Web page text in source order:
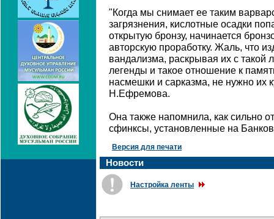
"Когда мы снимает ее таким
загрязнения, кислотные осадки
открытую бронзу, начинается
авторскую проработку. Жаль, что
вандализма, раскрывая их с такой
легенды и такое отношение к
насмешки и сарказма, не нужно их
Н.Ефремова.
Она также напомнила, как сильно
сфинксы, установленные на
Версия для печати
Новости
Настройка ленты